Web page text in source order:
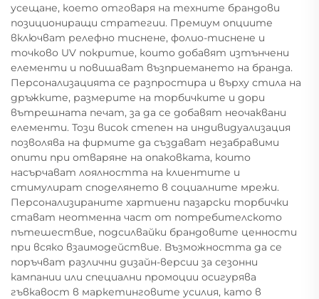
усещане, което отговаря на техните брандови
позициониращи стратегии. Премиум опциите
включват релефно тиснене, фолио-тиснене и
точково UV покритие, които добавят изтънчени
елементи и повишават възприемането на бранда.
Персонализацията се разпростира и върху стила на
дръжките, размерите на торбичките и дори
вътрешната печат, за да се добавят неочаквани
елементи. Този висок степен на индивидуализация
позволява на фирмите да създават незабравими
опити при отваряне на опаковката, които
насърчават лоялността на клиентите и
стимулират споделянето в социалните мрежи.
Персонализираните хартиени пазарски торбички
стават неотменна част от потребителското
пътешествие, подсилвайки брандовите ценности
при всяко взаимодействие. Възможността да се
поръчват различни дизайн-версии за сезонни
кампании или специални промоции осигурява
гъвкавост в маркетинговите усилия, като в